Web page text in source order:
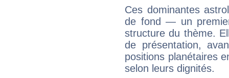
Ces dominantes
de fond — un
structure du thème.
de présentation,
positions planétaires
selon leurs dignités.